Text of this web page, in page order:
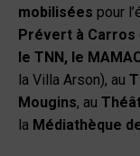
mobilisées pour
Prévert à Carros
le TNN, le
la Villa Arson), au
Mougins, au
la Médiathèque